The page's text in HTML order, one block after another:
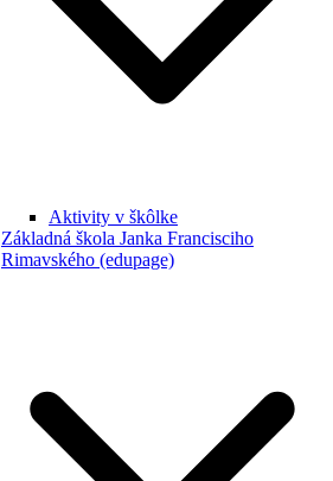
Aktivity v škôlke
Základná škola Janka Francisciho
Rimavského (edupage)